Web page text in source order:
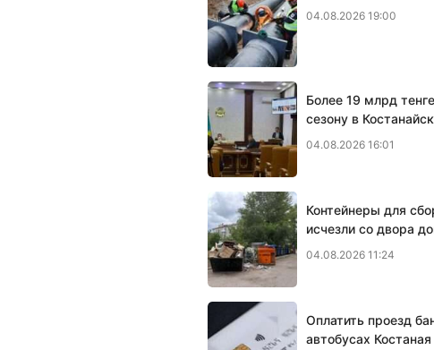
04.08.2026 19:00
Более 19 млрд
сезону в
04.08.2026 16:01
Контейнеры для
исчезли со двора
04.08.2026 11:24
Оплатить проезд
автобусах Костаная